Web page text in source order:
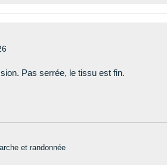
Pas serrée, le tissu est fin.
et randonnée